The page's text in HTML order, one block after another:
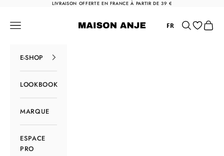
Passer au contenuLIVRAISON OFFERTE EN FRANCE À PARTIR DE 39 €
Maison Anje
Menu FR Rechercher
Panier
E-SHOP
LOOKBOOK
MARQUE
ESPACE
PRO